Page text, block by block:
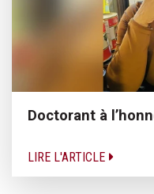
Doctorant à
LIRE L'ARTICLE